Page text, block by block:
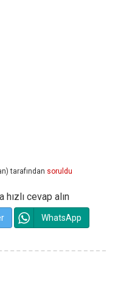
tarafından soruldu
cevap alın
WhatsApp